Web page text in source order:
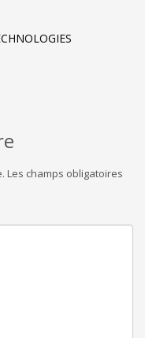
Les champs obligatoires